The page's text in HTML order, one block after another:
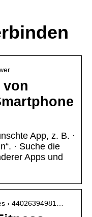
App, z. B. ·
· Suche die
Apps und
› 44026394981…